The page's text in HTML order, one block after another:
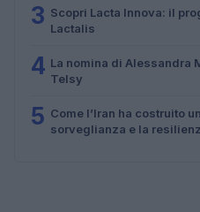
3 Scopri Lacta Innova: il
Lactalis
4 La nomina di Alessandra
Telsy
5 Come l’Iran ha costruito
sorveglianza e la